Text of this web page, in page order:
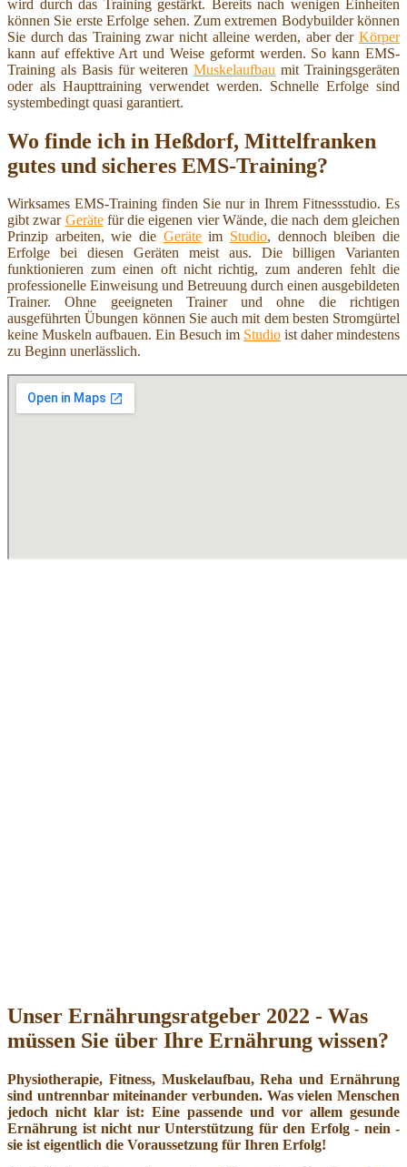
wird durch das Training gestärkt. Bereits nach wenigen Einheiten
können Sie erste Erfolge sehen. Zum extremen Bodybuilder können
Sie durch das Training zwar nicht alleine werden, aber der Körper
kann auf effektive Art und Weise geformt werden. So kann EMS-
Training als Basis für weiterenMuskelaufbau mit Trainingsgeräten
oder als Haupttraining verwendet werden. Schnelle Erfolge sind
systembedingt quasi garantiert.
Wo finde ich in Heßdorf, Mittelfranken
gutes und sicheres EMS-Training?
Wirksames EMS-Training finden Sie nur in Ihrem Fitnessstudio. Es
gibt zwar Gerätefür die eigenen vier Wände, die nach dem gleichen
Prinzip arbeiten, wie die Geräteim Studio, dennoch bleiben die
Erfolge bei diesen Geräten meist aus. Die billigen Varianten
funktionieren zum einen oft nicht richtig, zum anderen fehlt die
professionelle Einweisung und Betreuung durch einen ausgebildeten
Trainer. Ohne geeigneten Trainer und ohne die richtigen
ausgeführten Übungen können Sie auch mit dem besten Stromgürtel
keine Muskeln aufbauen. Ein Besuch im Studio ist daher mindestens
zu Beginn unerlässlich.
Unser Ernährungsratgeber 2022 - Was
müssen Sie über Ihre Ernährung wissen?
Physiotherapie, Fitness, Muskelaufbau, Reha und Ernährung
sind untrennbar miteinander verbunden. Was vielen Menschen
jedoch nicht klar ist: Eine passende und vor allem gesunde
Ernährung ist nicht nur Unterstützung für den Erfolg - nein -
sie ist eigentlich die Voraussetzung für Ihren Erfolg!